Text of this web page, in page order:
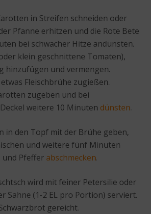
in Streifen schneiden oder
Pfanne erhitzen und die Rote Bete
bei schwacher Hitze andünsten.
klein geschnittene Tomaten),
hinzufügen und vermengen.
Fleischbrühe zugießen.
zugeben und bei
weitere 10 Minuten dünsten.
in den Topf mit der Brühe geben,
und weitere fünf Minuten
und Pfeffer abschmecken.
wird mit feiner Petersilie oder
Sahne (1-2 EL pro Portion) serviert.
gereicht.